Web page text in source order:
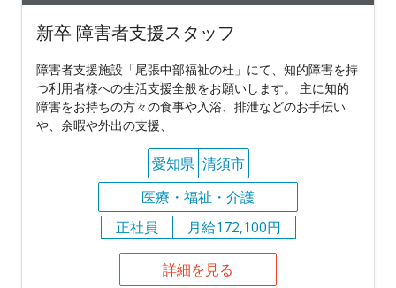
新卒 障害者支援スタッフ
障害者支援施設「尾張中部福祉の杜」にて、知的障害を持
つ利用者様への生活支援全般をお願いします。 主に知的
障害をお持ちの方々の食事や入浴、排泄などのお手伝い
や、余暇や外出の支援、
愛知県 清須市
医療・福祉・介護
正社員
月給172,100円
詳細を見る